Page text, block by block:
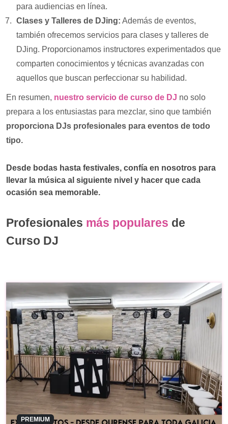
para audiencias en línea.
Clases y Talleres de DJing: Además de eventos,
también ofrecemos servicios para clases y talleres de
DJing. Proporcionamos instructores experimentados que
comparten conocimientos y técnicas avanzadas con
aquellos que buscan perfeccionar su habilidad.
En resumen, nuestro servicio de curso de DJ no solo
prepara a los entusiastas para mezclar, sino que también
proporciona DJs profesionales para eventos de todo
tipo.
Desde bodas hasta festivales, confía en nosotros para
llevar la música al siguiente nivel y hacer que cada
ocasión sea memorable.
Profesionales más populares de
Curso DJ
PREMIUM